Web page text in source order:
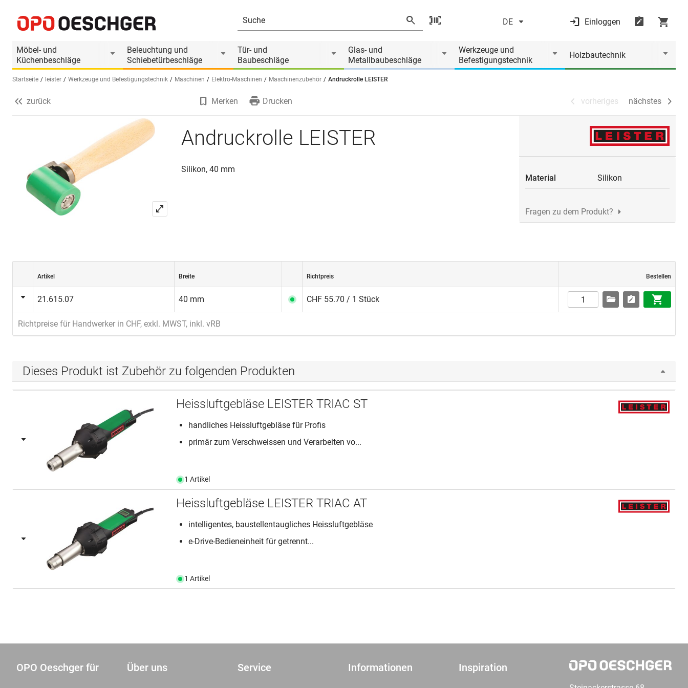
DE Einloggen
Möbel- und
Küchenbeschläge
Beleuchtung und
Schiebetürbeschläge
Tür- und
Baubeschläge
Glas- und
Metallbaubeschläge
Werkzeuge und
Befestigungstechnik
Holzbautechnik
Sprache wählen (DE)
Startseite leister Werkzeuge und Befestigungstechnik Maschinen Elektro-Maschinen Maschinenzubehör Andruckrolle LEISTER
Produktinformationen
Produkt ist Zubehör von vorheriges nächstes
zurück Merken Drucken vorheriges nächstes
Andruckrolle LEISTER
Silikon, 40 mm
Material
Silikon
Fragen zu dem Produkt?
Artikel Breite Richtpreis Bestellen
21.615.07 40 mm CHF 55.70 / 1 Stück
Richtpreise für Handwerker in CHF, exkl. MWST, inkl. vRB
Dieses Produkt ist Zubehör zu folgenden Produkten
Heissluftgebläse LEISTER TRIAC ST
handliches Heissluftgebläse für Profis
primär zum Verschweissen und Verarbeiten vo...
1 Artikel
Heissluftgebläse LEISTER TRIAC AT
intelligentes, baustellentaugliches Heissluftgebläse
e-Drive-Bedieneinheit für getrennt...
1 Artikel
OPO Oeschger für Über uns Service Informationen Inspiration